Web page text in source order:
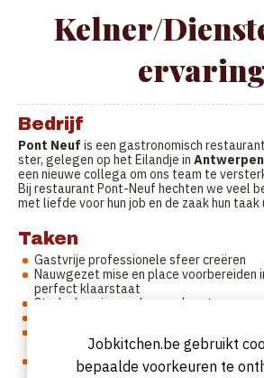
Kelner/
Bedrijf
Pont Neuf is een gastronomisch
ster, gelegen op het Eilandje in Antwerpen
een nieuwe collega om ons team te
Bij restaurant Pont-Neuf hechten we veel
met liefde voor hun job en de zaak hun taak
Taken
Gastvrije professionele sfeer creëren
Nauwgezet mise en place voorbereiden
perfect klaarstaat
Sterke kennis van de menukaart en
etiquette regels
Wijnkennis is een plus
Jobkitchen.be gebruikt
bepaalde voorkeuren te